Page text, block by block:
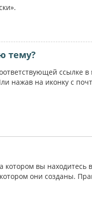
тему?
ссылке
нажав на иконку с
вы
они созданы.